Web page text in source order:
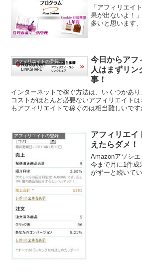
「アフィリエイ
果が出ないよ！
多いと思います
1000円もらえる...
アフィリエイトの登録と稼ぎ方
今日からアフ
人はまずリン
事！
インターネットで稼ぐ方法は、いくつかあ
コストがほとんど必要ないアフィリエイト
もアフィリエイトで稼ぐのは相当難しいです
アフィリエイ
えたらダメ！
Amazonアソシエ
今まで月に1件成
がずーと続いて